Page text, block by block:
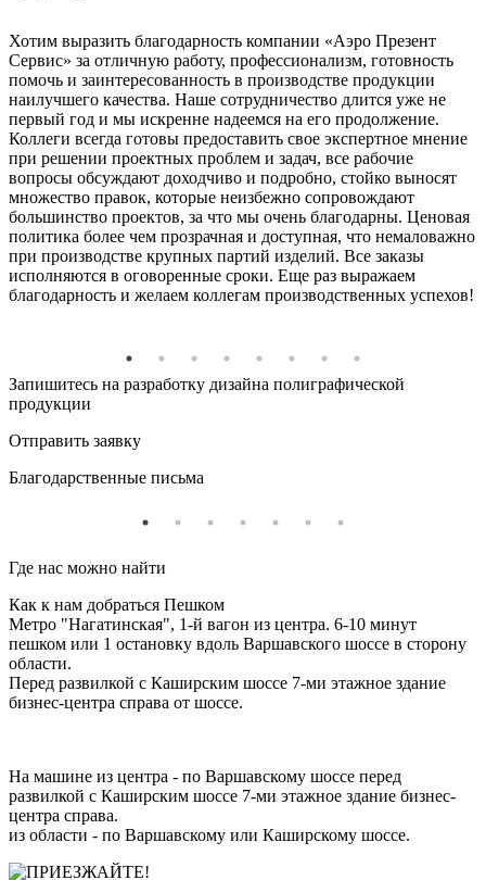
Хотим выразить благодарность компании «Аэро Презент
Сервис» за отличную работу, профессионализм, готовность
помочь и заинтересованность в производстве продукции
наилучшего качества. Наше сотрудничество длится уже не
первый год и мы искренне надеемся на его продолжение.
Коллеги всегда готовы предоставить свое экспертное мнение
при решении проектных проблем и задач, все рабочие
вопросы обсуждают доходчиво и подробно, стойко выносят
множество правок, которые неизбежно сопровождают
большинство проектов, за что мы очень благодарны. Ценовая
политика более чем прозрачная и доступная, что немаловажно
при производстве крупных партий изделий. Все заказы
исполняются в оговоренные сроки. Еще раз выражаем
благодарность и желаем коллегам производственных успехов!
Запишитесь на разработку дизайна полиграфической
продукции
Отправить заявку
Благодарственные письма
Где нас можно найти
Как к нам добраться Пешком
Метро "Нагатинская", 1-й вагон из центра. 6-10 минут
пешком или 1 остановку вдоль Варшавского шоссе в сторону
области.
Перед развилкой с Каширским шоссе 7-ми этажное здание
бизнес-центра справа от шоссе.
На машине из центра - по Варшавскому шоссе перед
развилкой с Каширским шоссе 7-ми этажное здание бизнес-
центра справа.
из области - по Варшавскому или Каширскому шоссе.